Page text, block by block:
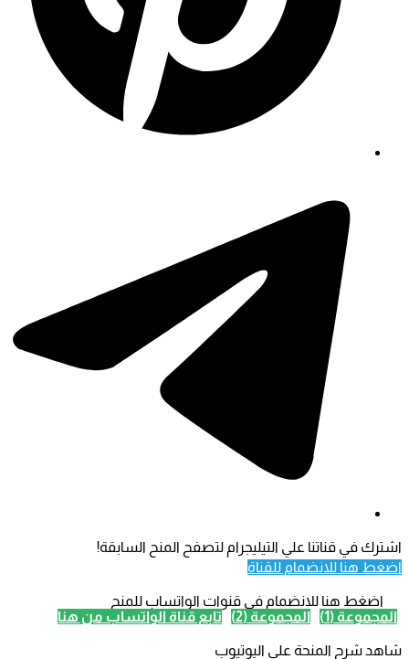
اشترك في قناتنا علي التيليجرام لتصفح المنح السابقة!
اضغط هنا للانضمام للقناة
اضغط هنا للانضمام في قنوات الواتساب للمنح
المجموعة (1)
المجموعة (2) تابع قناة الواتساب من هنا
شاهد شرح المنحة علي اليوتيوب